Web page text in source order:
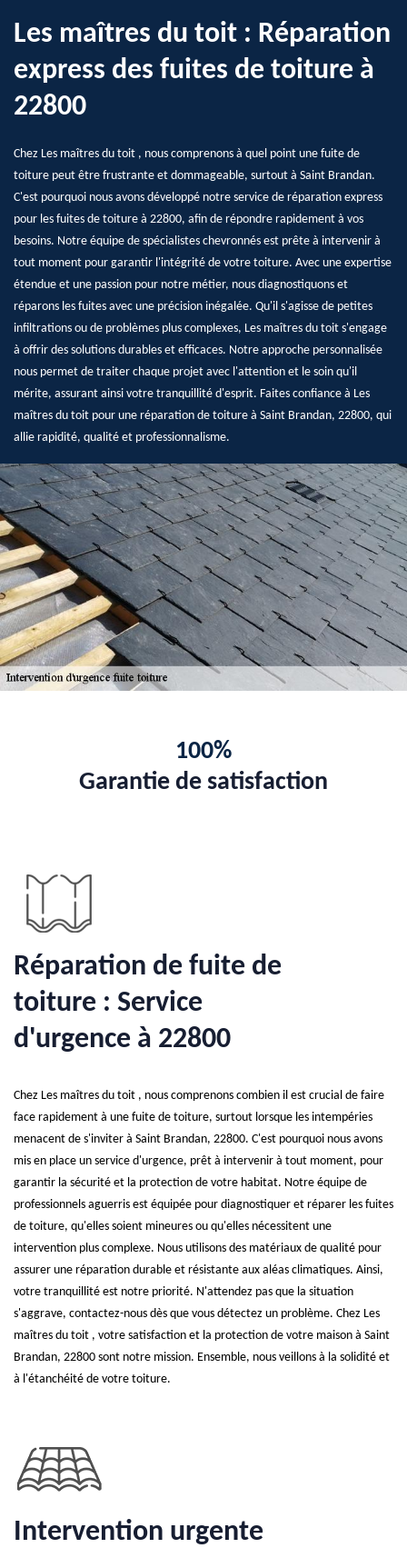
Les maîtres du toit : Réparation
express des fuites de toiture à
22800
Chez Les maîtres du toit , nous comprenons à quel point une fuite de
toiture peut être frustrante et dommageable, surtout à Saint Brandan.
C'est pourquoi nous avons développé notre service de réparation express
pour les fuites de toiture à 22800, afin de répondre rapidement à vos
besoins. Notre équipe de spécialistes chevronnés est prête à intervenir à
tout moment pour garantir l'intégrité de votre toiture. Avec une expertise
étendue et une passion pour notre métier, nous diagnostiquons et
réparons les fuites avec une précision inégalée. Qu'il s'agisse de petites
infiltrations ou de problèmes plus complexes, Les maîtres du toit s'engage
à offrir des solutions durables et efficaces. Notre approche personnalisée
nous permet de traiter chaque projet avec l'attention et le soin qu'il
mérite, assurant ainsi votre tranquillité d'esprit. Faites confiance à Les
maîtres du toit pour une réparation de toiture à Saint Brandan, 22800, qui
allie rapidité, qualité et professionnalisme.
100%
Garantie de satisfaction
Réparation de fuite de
toiture : Service
d'urgence à 22800
Chez Les maîtres du toit , nous comprenons combien il est crucial de faire
face rapidement à une fuite de toiture, surtout lorsque les intempéries
menacent de s'inviter à Saint Brandan, 22800. C'est pourquoi nous avons
mis en place un service d'urgence, prêt à intervenir à tout moment, pour
garantir la sécurité et la protection de votre habitat. Notre équipe de
professionnels aguerris est équipée pour diagnostiquer et réparer les fuites
de toiture, qu'elles soient mineures ou qu'elles nécessitent une
intervention plus complexe. Nous utilisons des matériaux de qualité pour
assurer une réparation durable et résistante aux aléas climatiques. Ainsi,
votre tranquillité est notre priorité. N'attendez pas que la situation
s'aggrave, contactez-nous dès que vous détectez un problème. Chez Les
maîtres du toit , votre satisfaction et la protection de votre maison à Saint
Brandan, 22800 sont notre mission. Ensemble, nous veillons à la solidité et
à l'étanchéité de votre toiture.
Intervention urgente